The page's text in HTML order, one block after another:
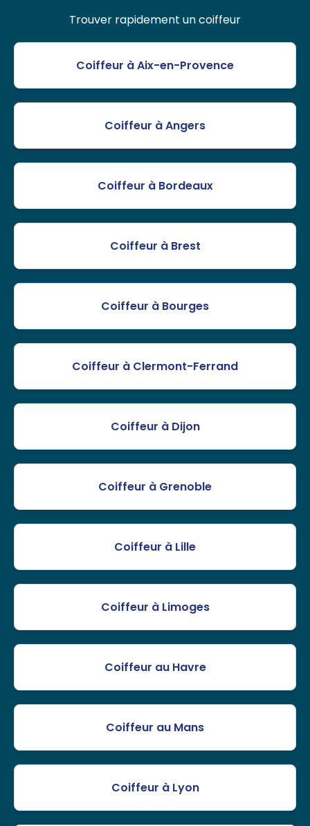
Trouver rapidement un coiffeur
Coiffeur à Aix-en-Provence
Coiffeur à Angers
Coiffeur à Bordeaux
Coiffeur à Brest
Coiffeur à Bourges
Coiffeur à Clermont-Ferrand
Coiffeur à Dijon
Coiffeur à Grenoble
Coiffeur à Lille
Coiffeur à Limoges
Coiffeur au Havre
Coiffeur au Mans
Coiffeur à Lyon